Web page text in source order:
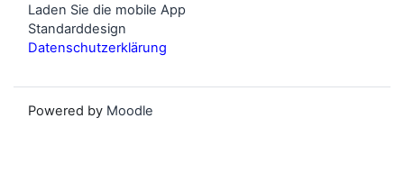
Laden Sie die mobile App
Standarddesign
Datenschutzerklärung
Powered by Moodle